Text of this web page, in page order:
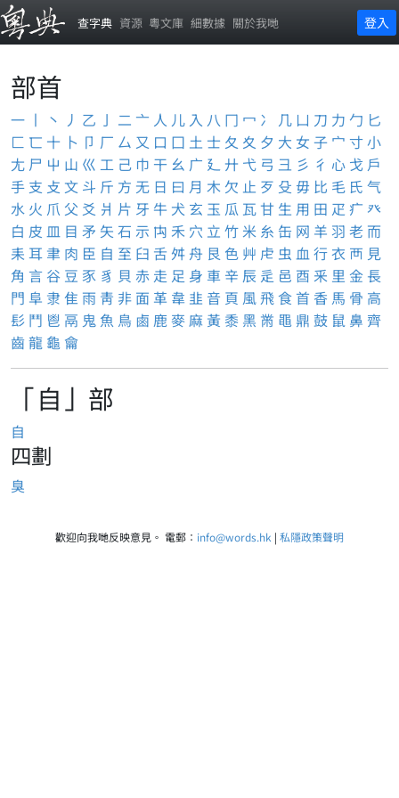
查字典 資源 粵文庫 細數據 關於我哋 登入
部首
一 丨 丶 丿 乙 亅 二 亠 人 儿 入 八 冂 冖 冫 几 凵 刀 力 勹 匕
匚 匸 十 卜 卩 厂 厶 又 口 囗 土 士 夂 夊 夕 大 女 子 宀 寸小
尢 尸 屮 山 巛 工 己 巾 干 幺 广 廴廾 弋 弓 彐 彡 彳 心 戈 戶
手 支 攴 文 斗 斤 方 无 日 曰 月 木欠 止 歹 殳 毋 比 毛 氏 气
水 火 爪 父 爻 爿 片 牙 牛 犬 玄 玉 瓜 瓦甘 生 用 田 疋 疒 癶
白 皮 皿 目 矛 矢 石 示 禸 禾 穴 立 竹米 糸 缶 网 羊 羽 老 而
耒 耳 聿 肉 臣 自 至 臼 舌舛舟 艮 色 艸 虍 虫 血行衣 襾 見
角 言 谷 豆 豕 豸 貝 赤 走 足 身 車 辛 辰 辵 邑 酉 釆 里 金 長
門 阜 隶 隹雨 靑 非 面 革 韋 韭 音 頁 風飛食首 香 馬 骨 高
髟 鬥 鬯 鬲 鬼 魚 鳥 鹵 鹿麥麻 黃 黍 黑 黹 黽鼎 鼓 鼠 鼻 齊
齒龍 龜 龠
「自」部
自
四劃
臭
歡迎向我哋反映意見。 電郵： info@words.hk | 私隱政策聲明